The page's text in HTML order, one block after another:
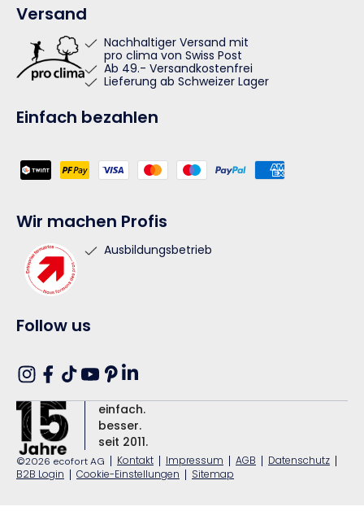
Versand
Nachhaltiger Versand mit
pro clima von Swiss Post
Ab 49.- Versandkostenfrei
Lieferung ab Schweizer Lager
Einfach bezahlen
Zahlungsmethoden
Wir machen Profis
Ausbildungsbetrieb
Follow us
Instagram
Facebook
TikTokYouTube
Pinterest
Translation
missing:
de.general.social.links.linkedin
einfach.
besser.
seit 2011.
©2026 ecofort AG | Kontakt | Impressum | AGB | Datenschutz |
B2B Login | Cookie-Einstellungen | Sitemap